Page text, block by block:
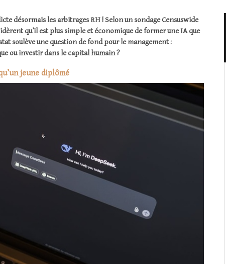
désormais les arbitrages RH ! Selon un sondage Censuswide
qu’il est plus simple et économique de former une IA que
soulève une question de fond pour le management :
ou investir dans le capital humain ?
jeune diplômé